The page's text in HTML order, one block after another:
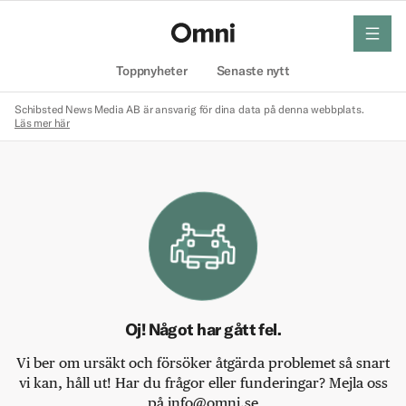
Toppnyheter Senaste nytt
meny
Schibsted News Media AB är ansvarig för dina data på denna webbplats.
Läs mer här
Oj! Något har gått fel.
Vi ber om ursäkt och försöker åtgärda problemet så snart
vi kan, håll ut! Har du frågor eller funderingar? Mejla oss